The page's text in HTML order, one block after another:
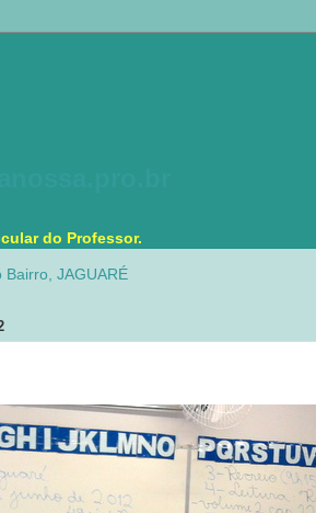
do Professor.
Bairro, JAGUARÉ